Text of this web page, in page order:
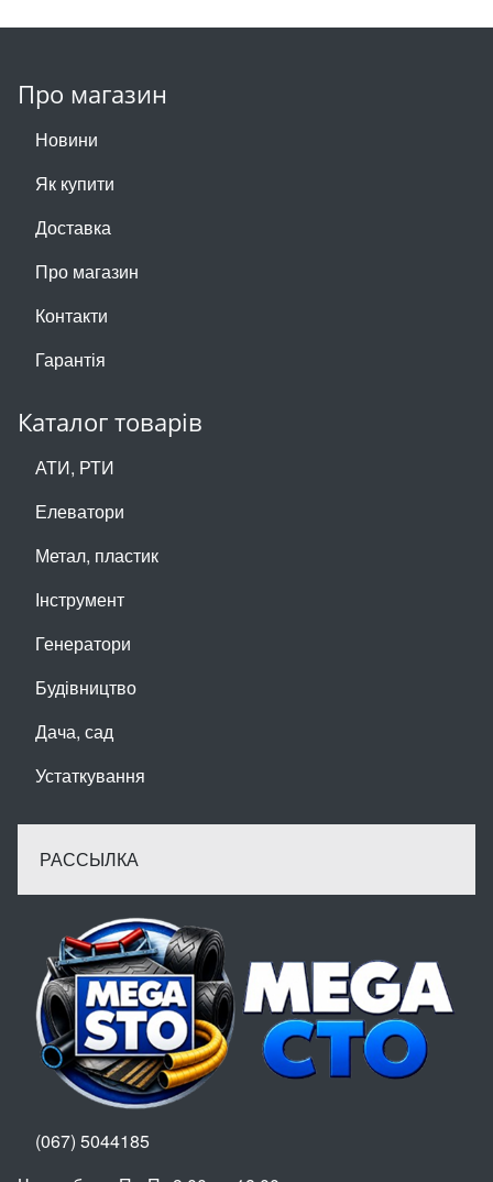
Про магазин
Новини
Як купити
Доставка
Про магазин
Контакти
Гарантія
Каталог товарів
АТИ, РТИ
Елеватори
Метал, пластик
Інструмент
Генератори
Будівництво
Дача, сад
Устаткування
РАССЫЛКА
(067) 5044185